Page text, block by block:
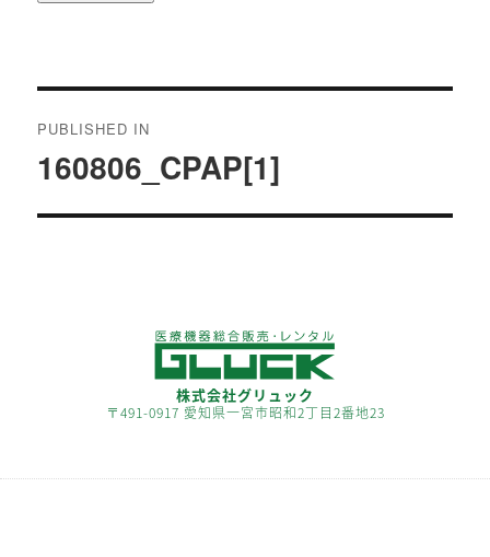
投
稿
ナ
ビ
ー
PUBLISHED IN
160806_CPAP[1]
株式会社グリュック
〒491-0917 愛知県一宮市昭和2丁目2番地23